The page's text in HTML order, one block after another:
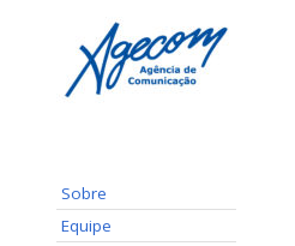
Sobre
Equipe